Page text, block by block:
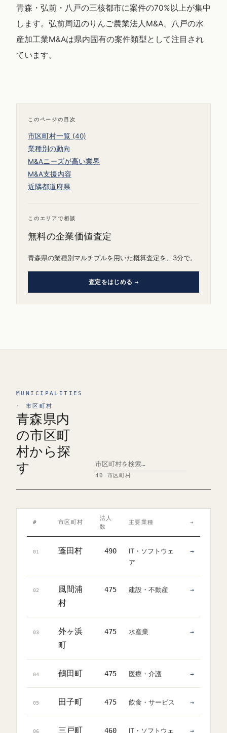
青森・弘前・八戸の三核都市に案件の70%以上が集中
します。弘前周辺のりんご農業法人M&A、八戸の水
産加工業M&Aは県内固有の案件類型として注目され
ています。
このページの目次
市区町村一覧 (40)
業種別の動向
M&Aニーズが高い業界
M&A支援内容
近隣都道府県
このエリアで相談
無料の企業価値査定
青森県の業種別マルチプルを用いた概算査定を、3分で。
査定をはじめる
MUNICIPALITIES
· 市区町村
青森県内
の市区町
村から探
す
40 市区町村
# 市区町村
法人
数
主要業種 →
01 蓬田村 490
IT・ソフトウェ
ア
→
02
風間浦
村
475 建設・不動産 →
03
外ヶ浜
町
475 水産業 →
04 鶴田町 475 医療・介護 →
05 田子町 475 飲食・サービス →
06 三戸町 460 IT・ソフトウェ →